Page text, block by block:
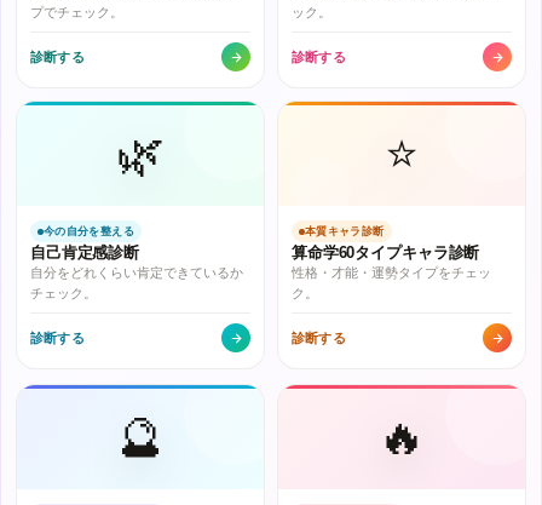
プでチェック。
診断する
ック。
診断する
🌿
今の自分を整える
自己肯定感診断
自分をどれくらい肯定できているか
チェック。
診断する
⭐
本質キャラ診断
算命学60タイプキャラ診断
性格・才能・運勢タイプをチェッ
ク。
診断する
🔮 🔥